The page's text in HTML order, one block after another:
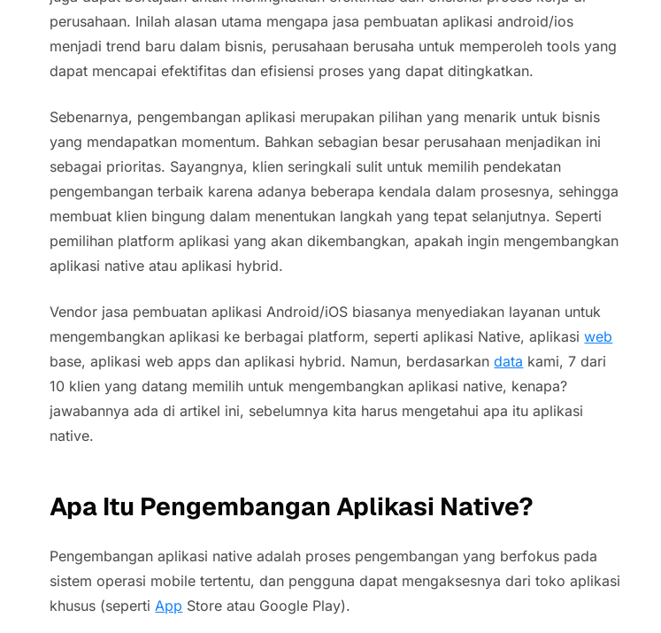
perusahaan. Inilah alasan utama mengapa jasa pembuatan aplikasi android/ios
menjadi trend baru dalam bisnis, perusahaan berusaha untuk memperoleh tools yang
dapat mencapai efektifitas dan efisiensi proses yang dapat ditingkatkan.
Sebenarnya, pengembangan aplikasi merupakan pilihan yang menarik untuk bisnis
yang mendapatkan momentum. Bahkan sebagian besar perusahaan menjadikan ini
sebagai prioritas. Sayangnya, klien seringkali sulit untuk memilih pendekatan
pengembangan terbaik karena adanya beberapa kendala dalam prosesnya, sehingga
membuat klien bingung dalam menentukan langkah yang tepat selanjutnya. Seperti
pemilihan platform aplikasi yang akan dikembangkan, apakah ingin mengembangkan
aplikasi native atau aplikasi hybrid.
Vendor jasa pembuatan aplikasi Android/iOS biasanya menyediakan layanan untuk
mengembangkan aplikasi ke berbagai platform, seperti aplikasi Native, aplikasiweb
base, aplikasi web apps dan aplikasi hybrid. Namun, berdasarkandata kami, 7 dari
10 klien yang datang memilih untuk mengembangkan aplikasi native, kenapa?
jawabannya ada di artikel ini, sebelumnya kita harus mengetahui apa itu aplikasi
native.
Apa Itu Pengembangan Aplikasi Native?
Pengembangan aplikasi native adalah proses pengembangan yang berfokus pada
sistem operasi mobile tertentu, dan pengguna dapat mengaksesnya dari toko aplikasi
khusus (sepertiApp Store atau Google Play).